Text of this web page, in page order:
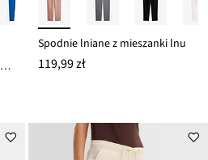
Spodnie z gumką w talii, z wygodnego materiału punto di roma
Spodnie lniane z mieszanki lnu
119,99 zł